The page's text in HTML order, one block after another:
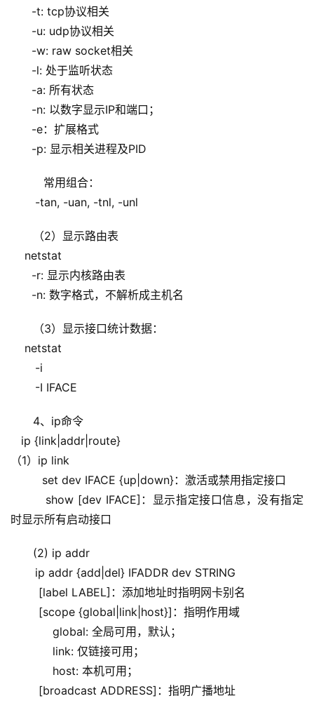
-t: tcp协议相关
-u: udp协议相关
-w: raw socket相关
-l: 处于监听状态
-a: 所有状态
-n: 以数字显示IP和端口；
-e：扩展格式
-p: 显示相关进程及PID
常用组合：
-tan, -uan, -tnl, -unl
（2）显示路由表
netstat
-r: 显示内核路由表
-n: 数字格式，不解析成主机名
（3）显示接口统计数据：
netstat
-i
-I IFACE
4、ip命令
ip {link|addr|route}
（1）ip link
set dev IFACE {up|down}：激活或禁用指定接口
show [dev IFACE]：显示指定接口信息，没有指定
时显示所有启动接口
(2) ip addr
ip addr {add|del} IFADDR dev STRING
[label LABEL]：添加地址时指明网卡别名
[scope {global|link|host}]：指明作用域
global: 全局可用，默认；
link: 仅链接可用；
host: 本机可用；
[broadcast ADDRESS]：指明广播地址